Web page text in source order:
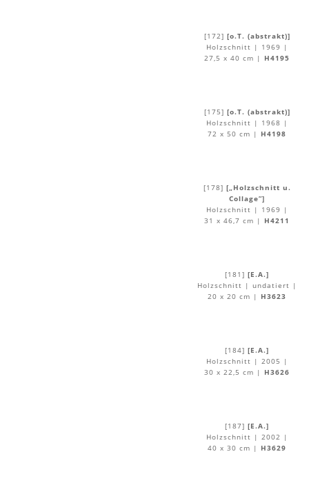
[172] [o.T. (abstrakt)]
Holzschnitt | 1969 |
27,5 x 40 cm |
H4195
[175] [o.T. (abstrakt)]
Holzschnitt | 1968 |
72 x 50 cm |
H4198
[178] [„Holzschnitt u.
Collage”]
Holzschnitt | 1969 |
31 x 46,7 cm |
H4211
[181] [E.A.]
Holzschnitt | undatiert |
20 x 20 cm |
H3623
[184] [E.A.]
Holzschnitt | 2005 |
30 x 22,5 cm |
H3626
[187] [E.A.]
Holzschnitt | 2002 |
40 x 30 cm |
H3629